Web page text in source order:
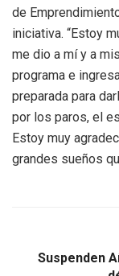
de
iniciativa. “Estoy
me dio a mí y a
programa e
preparada para
por los paros, el
Estoy muy
grandes sueños
Suspenden